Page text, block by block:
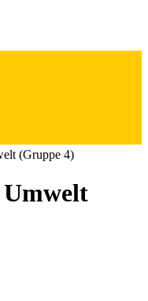
(Gruppe 4)